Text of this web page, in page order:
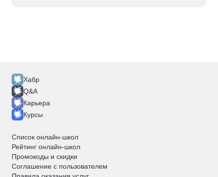
Хабр
Q&A
Карьера
Курсы
Список онлайн-школ
Рейтинг онлайн-школ
Промокоды и скидки
Соглашение с пользователем